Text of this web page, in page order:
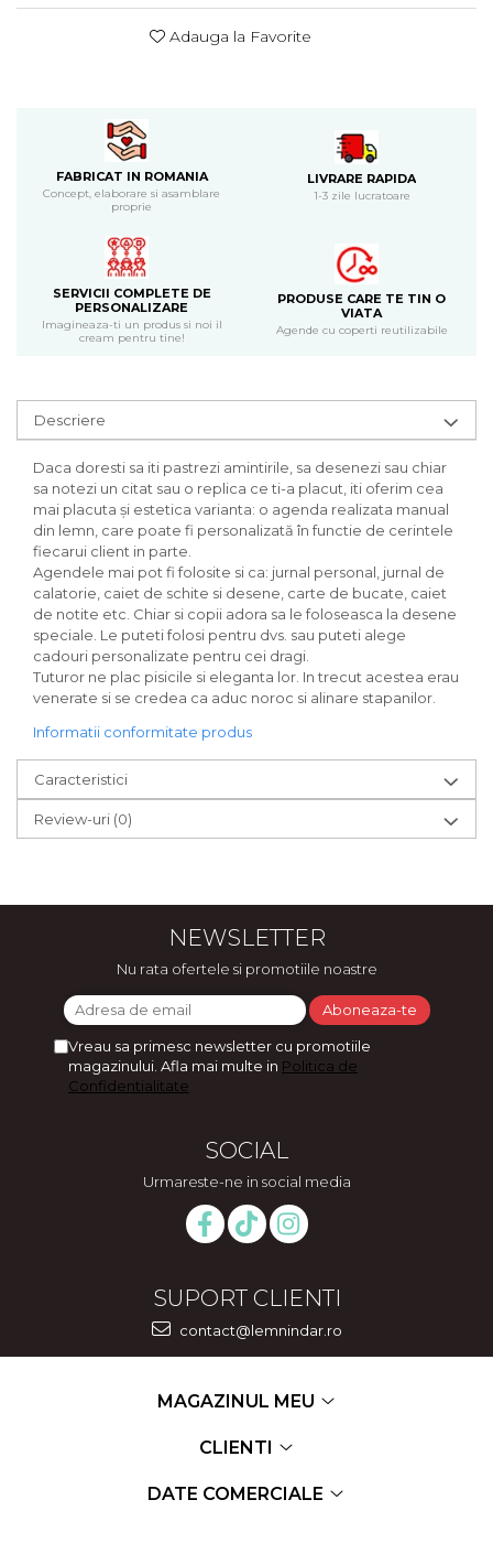
Cadouri personalizate pentru nasi
Ateliere - planse cu nisip colorat
Adauga la Favorite
FABRICAT IN ROMANIA
Concept, elaborare si asamblare
proprie
LIVRARE RAPIDA
1-3 zile lucratoare
SERVICII COMPLETE DE
PERSONALIZARE
Imagineaza-ti un produs si noi il
cream pentru tine!
PRODUSE CARE TE TIN O
VIATA
Agende cu coperti reutilizabile
Descriere
Daca doresti sa iti pastrezi amintirile, sa desenezi sau chiar
sa notezi un citat sau o replica ce ti-a placut, iti oferim cea
mai placuta și estetica varianta: o agenda realizata manual
din lemn, care poate fi personalizată în functie de cerintele
fiecarui client in parte.
Agendele mai pot fi folosite si ca: jurnal personal, jurnal de
calatorie, caiet de schite si desene, carte de bucate, caiet
de notite etc. Chiar si copii adora sa le foloseasca la desene
speciale. Le puteti folosi pentru dvs. sau puteti alege
cadouri personalizate pentru cei dragi.
Tuturor ne plac pisicile si eleganta lor. In trecut acestea erau
venerate si se credea ca aduc noroc si alinare stapanilor.
Informatii conformitate produs
Caracteristici
Review-uri (0)
NEWSLETTER
Nu rata ofertele si promotiile noastre
Vreau sa primesc newsletter cu promotiile
magazinului. Afla mai multe in Politica de
Confidentialitate
SOCIAL
Urmareste-ne in social media
SUPORT CLIENTI
contact@lemnindar.ro
MAGAZINUL MEU
CLIENTI
DATE COMERCIALE